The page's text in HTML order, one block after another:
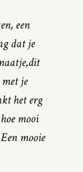
een
dat je
je
het erg
mooi
mooie